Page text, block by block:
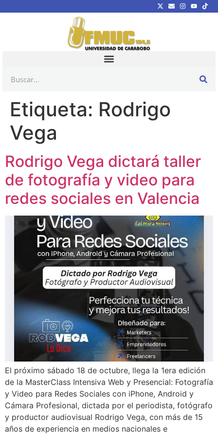
Etiqueta: Rodrigo
Vega
Rodrigo Vega dictará taller
de fotografía y video para
redes sociales en Valencia
El próximo sábado 18 de octubre, llega la 1era edición
de la MasterClass Intensiva Web y Presencial: Fotografía
y Video para Redes Sociales con iPhone, Android y
Cámara Profesional, dictada por el periodista, fotógrafo
y productor audiovisual Rodrigo Vega, con más de 15
años de experiencia en medios nacionales e